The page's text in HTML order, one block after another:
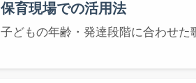
保育現場での活用法
子どもの年齢・発達段階に合わせた